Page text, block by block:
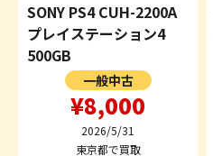
SONY PS4 CUH-2200A
プレイステーション4
500GB
一般中古
¥8,000
2026/5/31
東京都で買取